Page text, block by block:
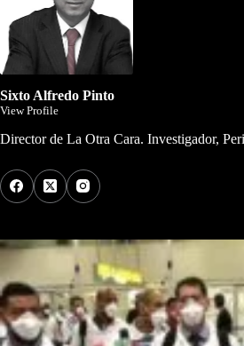
Sixto Alfredo Pinto
View Profile
Director de La Otra Cara. Investigador,